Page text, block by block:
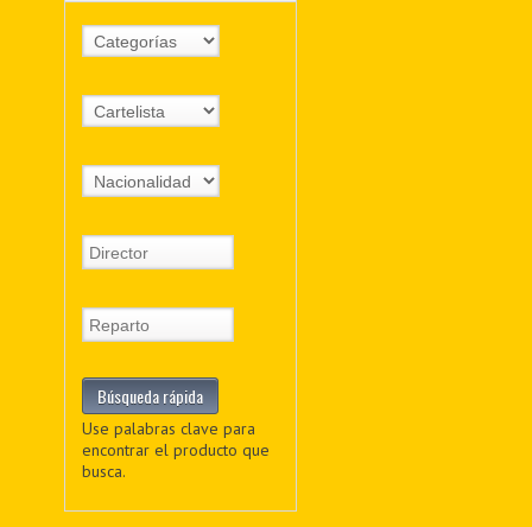
Use palabras clave para
encontrar el producto que
busca.